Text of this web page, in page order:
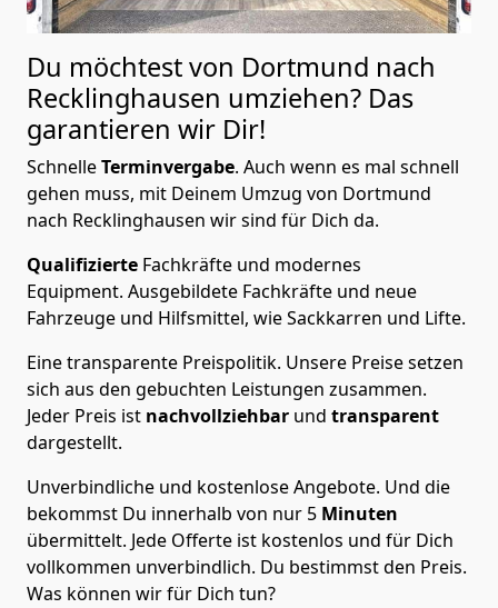
Du möchtest von Dortmund nach
Recklinghausen umziehen? Das
garantieren wir Dir!
SchnelleTerminvergabe. Auch wenn es mal schnell
gehen muss, mit Deinem Umzug von Dortmund
nach Recklinghausen wir sind für Dich da.
Qualifizierte Fachkräfte und modernes
Equipment. Ausgebildete Fachkräfte und neue
Fahrzeuge und Hilfsmittel, wie Sackkarren und Lifte.
Eine transparente Preispolitik. Unsere Preise setzen
sich aus den gebuchten Leistungen zusammen.
Jeder Preis ist nachvollziehbar und transparent
dargestellt.
Unverbindliche und kostenlose Angebote. Und die
bekommst Du innerhalb von nur 5 Minuten
übermittelt. Jede Offerte ist kostenlos und für Dich
vollkommen unverbindlich. Du bestimmst den Preis.
Was können wir für Dich tun?